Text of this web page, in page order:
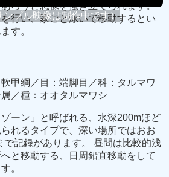
プル映像は制作中です）
ろうと想像を掻き立てられます。
行い、家ごと泳いで移動するとい
す。
甲綱／目：端脚目／科：タルマワ
／種：オオタルマワシ
ーン」と呼ばれる、水深200mほど
れるタイプで、深い場所ではおお
で記録があります。 昼間は比較的浅
と移動する、日周鉛直移動をして
。